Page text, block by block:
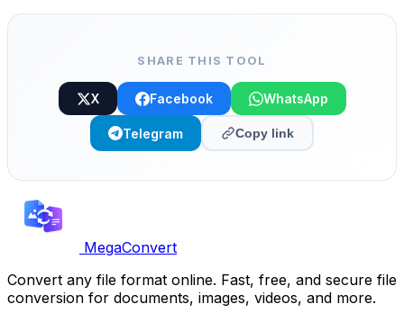
SHARE THIS TOOL
X Facebook WhatsApp
Telegram Copy link
MegaConvert
Convert any file format online. Fast, free, and secure file
conversion for documents, images, videos, and more.